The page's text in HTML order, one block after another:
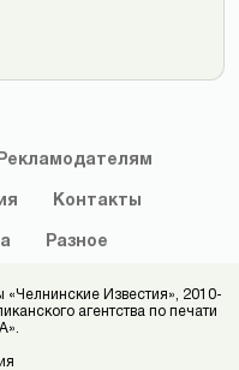
Рекламодателям
Контакты
Разное
Известия», 2010-
агентства по печати